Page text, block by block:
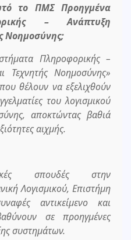
το ΠΜΣ Προηγμένα
– Ανάπτυξη
Νοημοσύνης;
Πληροφορικής –
Τεχνητής Νοημοσύνης»
θέλουν να εξελιχθούν
του λογισμικού
αποκτώντας βαθιά
αιχμής.
σπουδές στην
Λογισμικού, Επιστήμη
αντικείμενο και
σε προηγμένες
συστημάτων.